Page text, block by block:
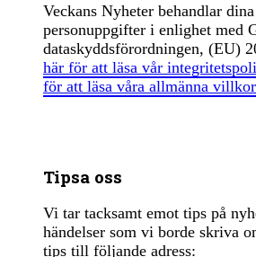
Veckans Nyheter behandlar dina
personuppgifter i enlighet med
dataskyddsförordningen, (EU)
här för att läsa vår
för att läsa våra allmänna
Tipsa oss
Vi tar tacksamt emot tips på
händelser som vi borde skriva
tips till följande adress: